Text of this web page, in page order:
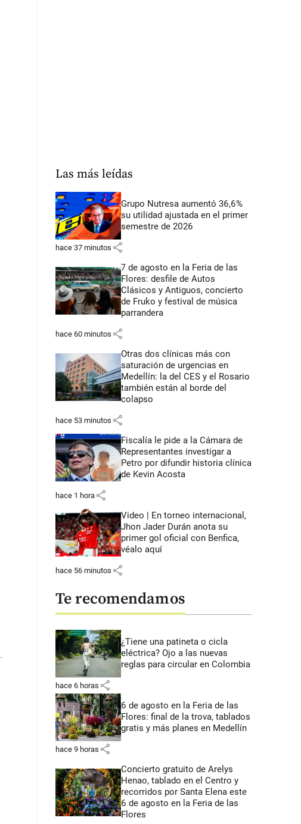
Las más leídas
Grupo Nutresa aumentó 36,6%
su utilidad ajustada en el primer
semestre de 2026
hace 37 minutos share
7 de agosto en la Feria de las
Flores: desfile de Autos
Clásicos y Antiguos, concierto
de Fruko y festival de música
parrandera
hace 60 minutos share
Otras dos clínicas más con
saturación de urgencias en
Medellín: la del CES y el Rosario
también están al borde del
colapso
hace 53 minutos share
Fiscalía le pide a la Cámara de
Representantes investigar a
Petro por difundir historia clínica
de Kevin Acosta
hace 1 hora share
Video | En torneo internacional,
Jhon Jader Durán anota su
primer gol oficial con Benfica,
véalo aquí
hace 56 minutos share
Te recomendamos
¿Tiene una patineta o cicla
eléctrica? Ojo a las nuevas
reglas para circular en Colombia
hace 6 horas share
6 de agosto en la Feria de las
Flores: final de la trova, tablados
gratis y más planes en Medellín
hace 9 horas share
Concierto gratuito de Arelys
Henao, tablado en el Centro y
recorridos por Santa Elena este
6 de agosto en la Feria de las
Flores